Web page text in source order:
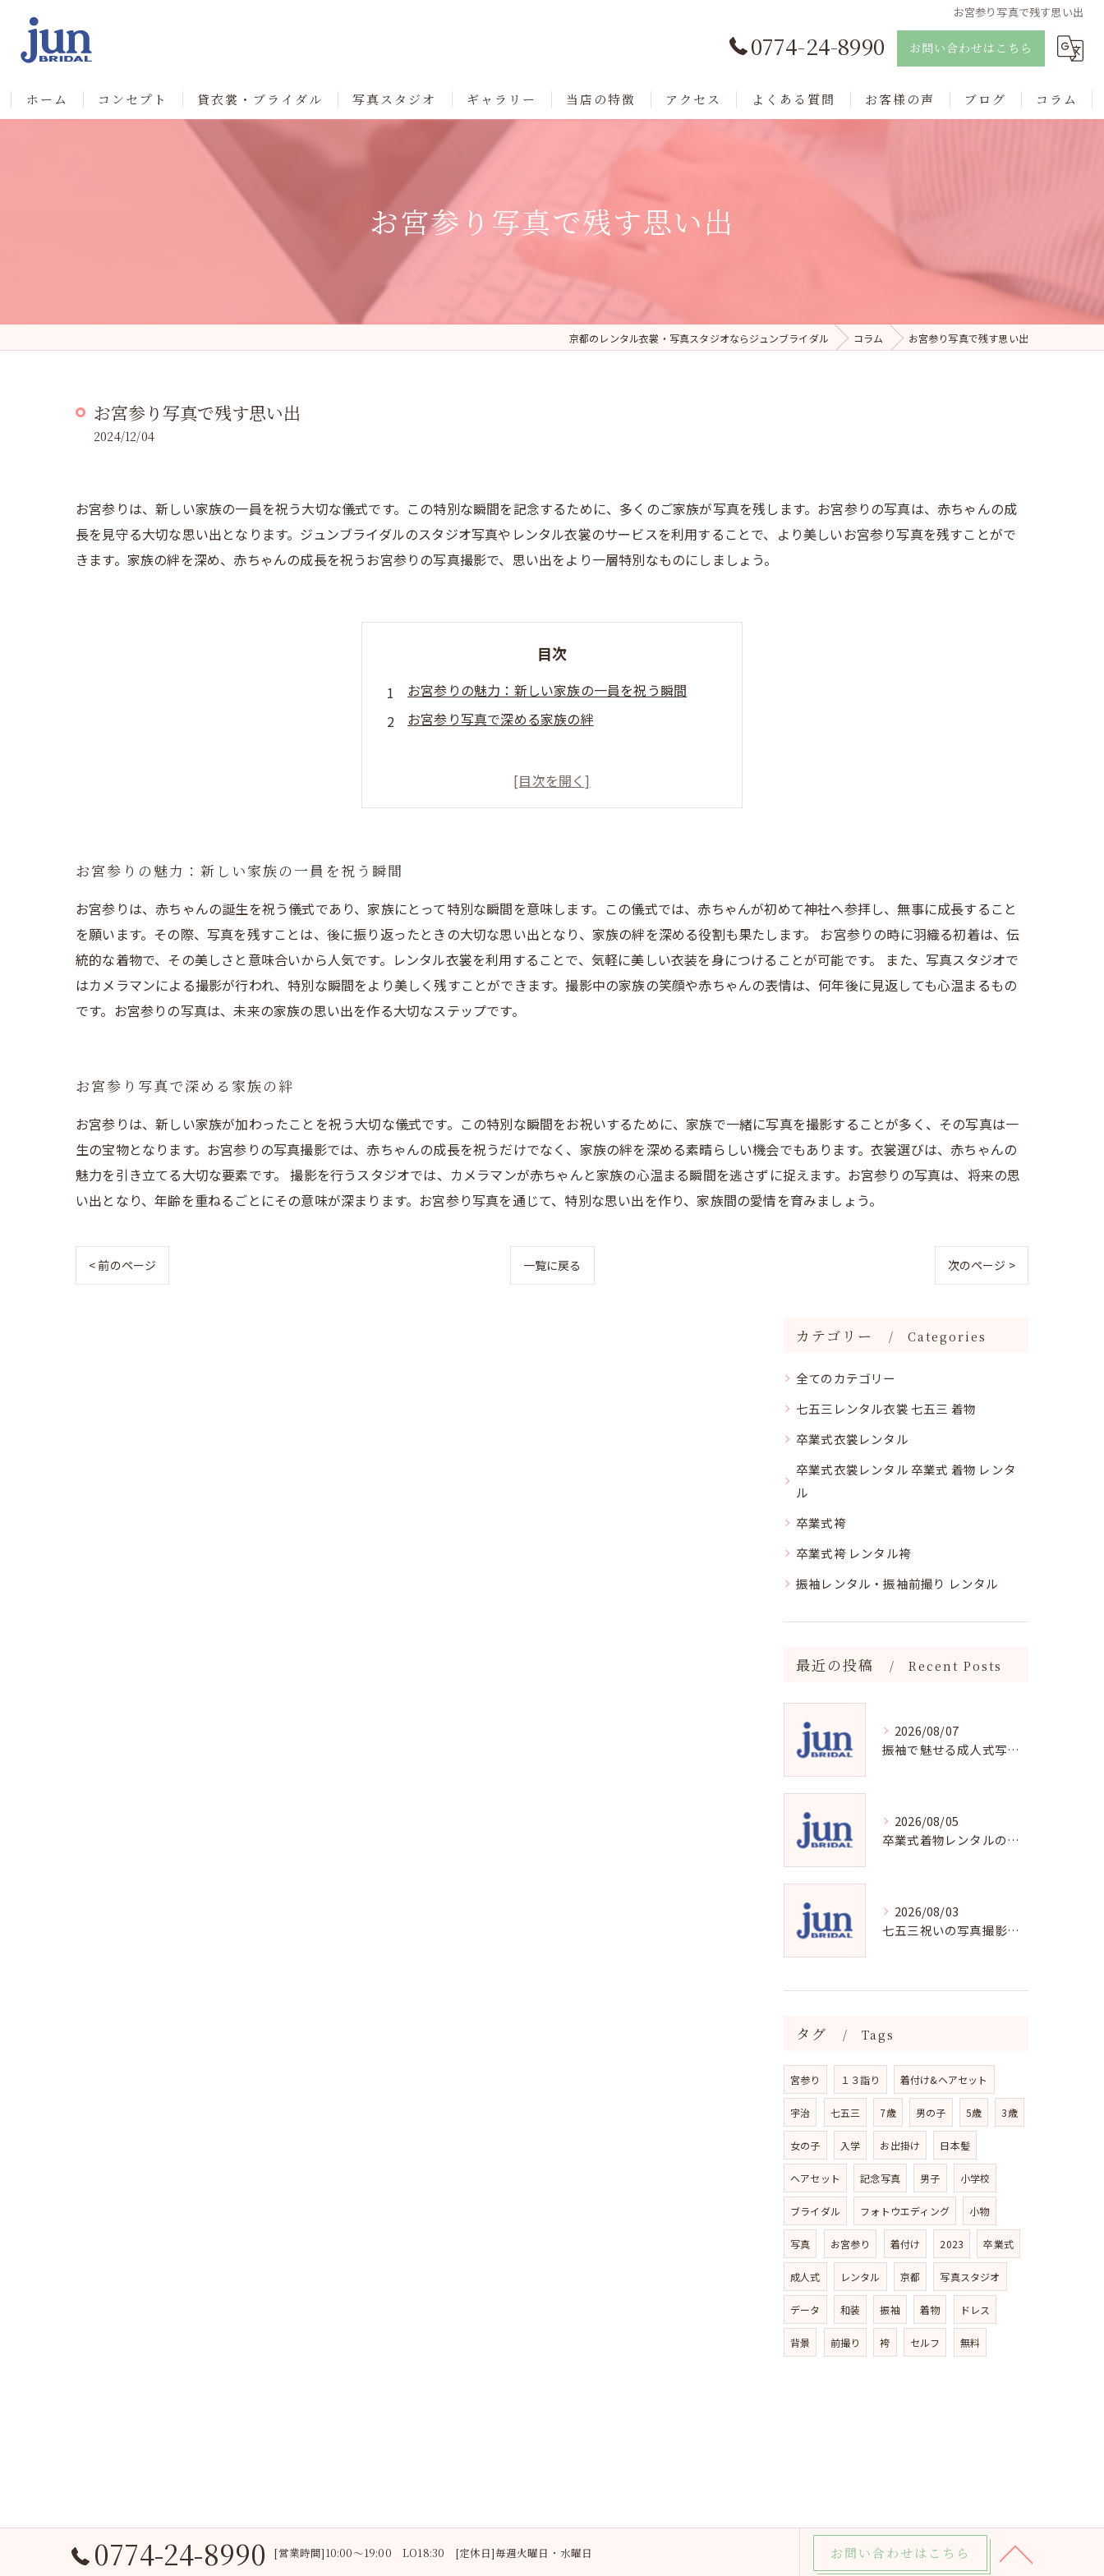
お宮参り写真で残す思い出
0774-24-8990 お問い合わせはこちら
ホーム コンセプト 貸衣裳・ブライダル 写真スタジオ ギャラリー 当店の特徴
卒業
アクセス よくある質問 お客様の声 ブログ コラム
お宮参り写真で残す思い出
京都のレンタル衣裳・写真スタジオならジュンブライダル コラム お宮参り写真で残す思い出
お宮参り写真で残す思い出
2024/12/04
お宮参りは、新しい家族の一員を祝う大切な儀式です。この特別な瞬間を記念するために、多くのご家族が写真を残します。お宮参りの写真は、赤ちゃんの成
長を見守る大切な思い出となります。ジュンブライダルのスタジオ写真やレンタル衣裳のサービスを利用することで、より美しいお宮参り写真を残すことがで
きます。家族の絆を深め、赤ちゃんの成長を祝うお宮参りの写真撮影で、思い出をより一層特別なものにしましょう。
目次
お宮参りの魅力：新しい家族の一員を祝う瞬間
お宮参り写真で深める家族の絆
お宮参りの魅力：新しい家族の一員を祝う瞬間
お宮参りは、赤ちゃんの誕生を祝う儀式であり、家族にとって特別な瞬間を意味します。この儀式では、赤ちゃんが初めて神社へ参拝し、無事に成長すること
を願います。その際、写真を残すことは、後に振り返ったときの大切な思い出となり、家族の絆を深める役割も果たします。 お宮参りの時に羽織る初着は、伝
統的な着物で、その美しさと意味合いから人気です。レンタル衣裳を利用することで、気軽に美しい衣装を身につけることが可能です。 また、写真スタジオで
はカメラマンによる撮影が行われ、特別な瞬間をより美しく残すことができます。撮影中の家族の笑顔や赤ちゃんの表情は、何年後に見返しても心温まるもの
です。お宮参りの写真は、未来の家族の思い出を作る大切なステップです。
お宮参り写真で深める家族の絆
お宮参りは、新しい家族が加わったことを祝う大切な儀式です。この特別な瞬間をお祝いするために、家族で一緒に写真を撮影することが多く、その写真は一
生の宝物となります。お宮参りの写真撮影では、赤ちゃんの成長を祝うだけでなく、家族の絆を深める素晴らしい機会でもあります。衣裳選びは、赤ちゃんの
魅力を引き立てる大切な要素です。 撮影を行うスタジオでは、カメラマンが赤ちゃんと家族の心温まる瞬間を逃さずに捉えます。お宮参りの写真は、将来の思
い出となり、年齢を重ねるごとにその意味が深まります。お宮参り写真を通じて、特別な思い出を作り、家族間の愛情を育みましょう。
< 前のページ 一覧に戻る 次のページ >
カテゴリー Categories
全てのカテゴリー
七五三レンタル衣裳 七五三 着物
卒業式衣裳レンタル
卒業式衣裳レンタル 卒業式 着物 レンタ
ル
卒業式袴
卒業式袴 レンタル袴
振袖レンタル・振袖前撮り レンタル
最近の投稿 Recent Posts
2026/08/07
振袖で魅せる成人式写真の魅力と撮影ポイント
2026/08/05
卒業式着物レンタルの選び方と魅力
2026/08/03
七五三祝いの写真撮影で残す成長の瞬間
タグ Tags
宮参り １３詣り 着付け&ヘアセット
宇治 七五三 7歳 男の子 5歳 3歳
女の子 入学 お出掛け 日本髪
ヘアセット 記念写真 男子 小学校
ブライダル フォトウエディング 小物
写真 お宮参り 着付け 2023 卒業式
成人式 レンタル 京都 写真スタジオ
データ 和装 振袖 着物 ドレス
背景 前撮り 袴 セルフ 無料
0774-24-8990 [営業時間]10:00〜19:00 LO18:30 [定休日]毎週火曜日・水曜日 お問い合わせはこちら